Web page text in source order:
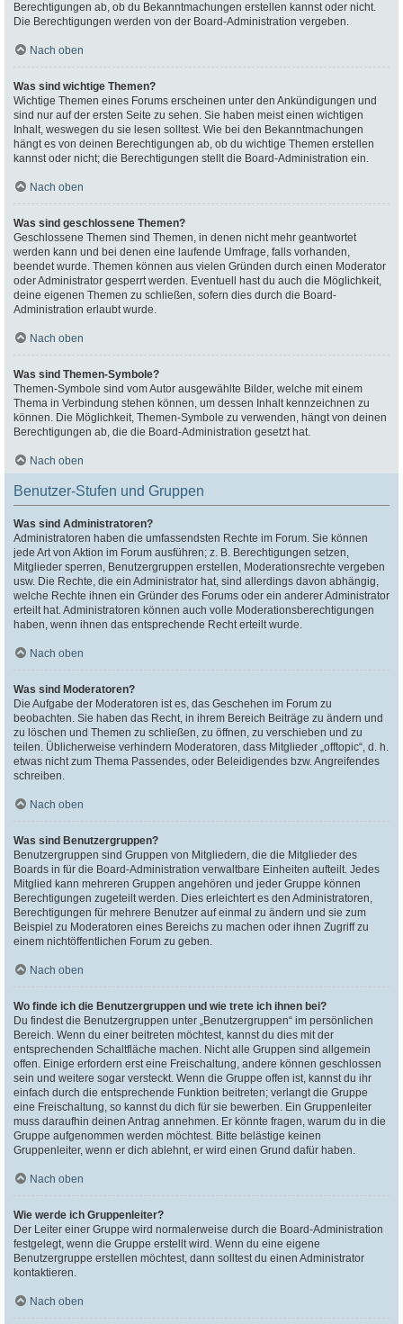
Berechtigungen ab, ob du Bekanntmachungen erstellen kannst oder nicht.
Die Berechtigungen werden von der Board-Administration vergeben.
Nach oben
Was sind wichtige Themen?
Wichtige Themen eines Forums erscheinen unter den Ankündigungen und
sind nur auf der ersten Seite zu sehen. Sie haben meist einen wichtigen
Inhalt, weswegen du sie lesen solltest. Wie bei den Bekanntmachungen
hängt es von deinen Berechtigungen ab, ob du wichtige Themen erstellen
kannst oder nicht; die Berechtigungen stellt die Board-Administration ein.
Nach oben
Was sind geschlossene Themen?
Geschlossene Themen sind Themen, in denen nicht mehr geantwortet
werden kann und bei denen eine laufende Umfrage, falls vorhanden,
beendet wurde. Themen können aus vielen Gründen durch einen Moderator
oder Administrator gesperrt werden. Eventuell hast du auch die Möglichkeit,
deine eigenen Themen zu schließen, sofern dies durch die Board-
Administration erlaubt wurde.
Nach oben
Was sind Themen-Symbole?
Themen-Symbole sind vom Autor ausgewählte Bilder, welche mit einem
Thema in Verbindung stehen können, um dessen Inhalt kennzeichnen zu
können. Die Möglichkeit, Themen-Symbole zu verwenden, hängt von deinen
Berechtigungen ab, die die Board-Administration gesetzt hat.
Nach oben
Benutzer-Stufen und Gruppen
Was sind Administratoren?
Administratoren haben die umfassendsten Rechte im Forum. Sie können
jede Art von Aktion im Forum ausführen; z. B. Berechtigungen setzen,
Mitglieder sperren, Benutzergruppen erstellen, Moderationsrechte vergeben
usw. Die Rechte, die ein Administrator hat, sind allerdings davon abhängig,
welche Rechte ihnen ein Gründer des Forums oder ein anderer Administrator
erteilt hat. Administratoren können auch volle Moderationsberechtigungen
haben, wenn ihnen das entsprechende Recht erteilt wurde.
Nach oben
Was sind Moderatoren?
Die Aufgabe der Moderatoren ist es, das Geschehen im Forum zu
beobachten. Sie haben das Recht, in ihrem Bereich Beiträge zu ändern und
zu löschen und Themen zu schließen, zu öffnen, zu verschieben und zu
teilen. Üblicherweise verhindern Moderatoren, dass Mitglieder „offtopic“, d. h.
etwas nicht zum Thema Passendes, oder Beleidigendes bzw. Angreifendes
schreiben.
Nach oben
Was sind Benutzergruppen?
Benutzergruppen sind Gruppen von Mitgliedern, die die Mitglieder des
Boards in für die Board-Administration verwaltbare Einheiten aufteilt. Jedes
Mitglied kann mehreren Gruppen angehören und jeder Gruppe können
Berechtigungen zugeteilt werden. Dies erleichtert es den Administratoren,
Berechtigungen für mehrere Benutzer auf einmal zu ändern und sie zum
Beispiel zu Moderatoren eines Bereichs zu machen oder ihnen Zugriff zu
einem nichtöffentlichen Forum zu geben.
Nach oben
Wo finde ich die Benutzergruppen und wie trete ich ihnen bei?
Du findest die Benutzergruppen unter „Benutzergruppen“ im persönlichen
Bereich. Wenn du einer beitreten möchtest, kannst du dies mit der
entsprechenden Schaltfläche machen. Nicht alle Gruppen sind allgemein
offen. Einige erfordern erst eine Freischaltung, andere können geschlossen
sein und weitere sogar versteckt. Wenn die Gruppe offen ist, kannst du ihr
einfach durch die entsprechende Funktion beitreten; verlangt die Gruppe
eine Freischaltung, so kannst du dich für sie bewerben. Ein Gruppenleiter
muss daraufhin deinen Antrag annehmen. Er könnte fragen, warum du in die
Gruppe aufgenommen werden möchtest. Bitte belästige keinen
Gruppenleiter, wenn er dich ablehnt, er wird einen Grund dafür haben.
Nach oben
Wie werde ich Gruppenleiter?
Der Leiter einer Gruppe wird normalerweise durch die Board-Administration
festgelegt, wenn die Gruppe erstellt wird. Wenn du eine eigene
Benutzergruppe erstellen möchtest, dann solltest du einen Administrator
kontaktieren.
Nach oben